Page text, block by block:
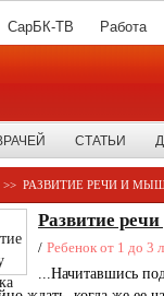
СарБК-ТВ Работа
СТАТЬИ
>> РАЗВИТИЕ РЕЧИ И
Развитие речи
/ Ребенок от 1 до 3
...Начитавшись